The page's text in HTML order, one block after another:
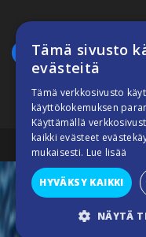
Tämä sivusto
evästeitä
Tämä verkkosivusto
käyttökokemuksen
Käyttämällä
kaikki evästeet
mukaisesti. Lue lisää
HYVÄKSY KAIKKI
NÄYTÄ